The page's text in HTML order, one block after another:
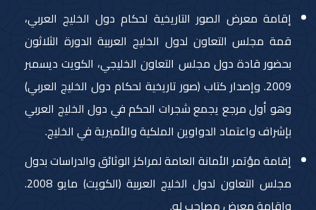
إقامة معرض الصور التاريخية لحكام دول الخليج العربي،
قمة مجلس التعاون لدول الخليج العربية الدورة الثلاثون
بحضور قادة دول مجلس التعاون الخليجي، الكويت ديسمبر
2009. وإصدار كتاب (صور تاريخية لحكام دول الخليج العربي)
وهو أول مرجع يجمع شجرات الحكم في دول الخليج العربي
بإشراف واعتماد الدواوين الملكية والأميرية في الخليج.
إقامة مؤتمر الأمانة العامة لمراكز الوثائق والدراسات بدول
مجلس التعاون لدول الخليج العربية (الكويت) مايو 2008.
وإقامة معرض مصاحب له.